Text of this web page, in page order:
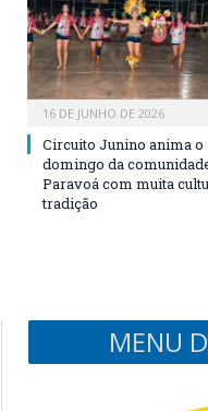
16 DE JUNHO DE 2026
Circuito Junino anima o
domingo da
Paravoá com muita
tradição
MENU